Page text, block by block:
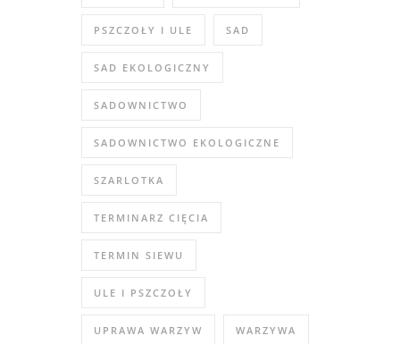
PSZCZOŁY I ULE SAD
SAD EKOLOGICZNY
SADOWNICTWO
SADOWNICTWO EKOLOGICZNE
SZARLOTKA
TERMINARZ CIĘCIA
TERMIN SIEWU
ULE I PSZCZOŁY
UPRAWA WARZYW WARZYWA